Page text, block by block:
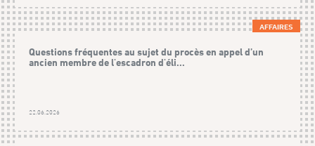
AFFAIRES
Questions fréquentes au sujet du procès en appel d’un
ancien membre de l'escadron d'éli...
22.06.2026